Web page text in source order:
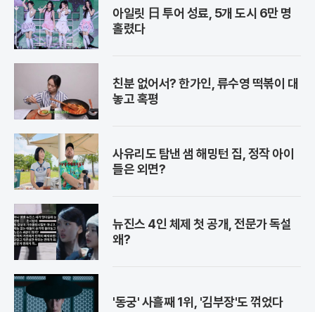
아일릿 日 투어 성료, 5개 도시 6만 명
홀렸다
친분 없어서? 한가인, 류수영 떡볶이 대
놓고 혹평
사유리도 탐낸 샘 해밍턴 집, 정작 아이
들은 외면?
뉴진스 4인 체제 첫 공개, 전문가 독설
왜?
'동궁' 사흘째 1위, '김부장'도 꺾었다